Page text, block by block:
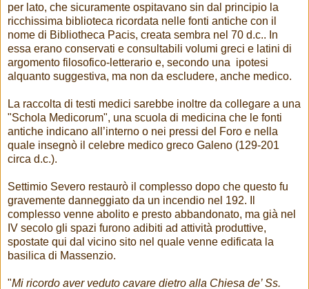
per lato, che sicuramente ospitavano sin dal principio la
ricchissima biblioteca ricordata nelle fonti antiche con il
nome di Bibliotheca Pacis, creata sembra nel 70 d.c.. In
essa erano conservati e consultabili volumi greci e latini di
argomento filosofico-letterario e, secondo una ipotesi
alquanto suggestiva, ma non da escludere, anche medico.
La raccolta di testi medici sarebbe inoltre da collegare a una
"Schola Medicorum", una scuola di medicina che le fonti
antiche indicano all’interno o nei pressi del Foro e nella
quale insegnò il celebre medico greco Galeno (129-201
circa d.c.).
Settimio Severo restaurò il complesso dopo che questo fu
gravemente danneggiato da un incendio nel 192. Il
complesso venne abolito e presto abbandonato, ma già nel
IV secolo gli spazi furono adibiti ad attività produttive,
spostate qui dal vicino sito nel quale venne edificata la
basilica di Massenzio.
"Mi ricordo aver veduto cavare dietro alla Chiesa de’ Ss.